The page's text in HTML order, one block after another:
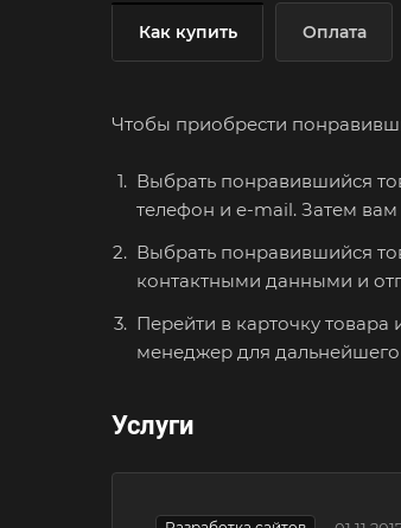
Как купить Оплата
Чтобы приобрести
Выбрать понравившийся
телефон и e-mail. Затем
Выбрать понравившийся
контактными данными и
Перейти в карточку товара
менеджер для
Услуги